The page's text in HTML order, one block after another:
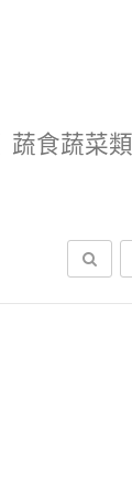
蔬食蔬菜類
搜尋